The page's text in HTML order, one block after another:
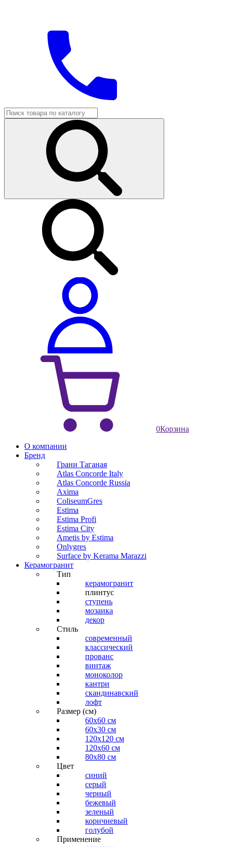
0Корзина
О компании
Бренд
Грани Таганая
Atlas Concorde Italy
Atlas Concorde Russia
Axima
ColiseumGres
Estima
Estima Profi
Estima City
Ametis by Estima
Onlygres
Surface by Kerama Marazzi
Керамогранит
Тип
керамогранит
плинтус
ступень
мозаика
декор
Стиль
современный
классический
прованс
винтаж
моноколор
кантри
скандинавский
лофт
Размер (см)
60х60 см
60x30 см
120x120 см
120x60 см
80x80 см
Цвет
синий
серый
черный
бежевый
зеленый
коричневый
голубой
Применение